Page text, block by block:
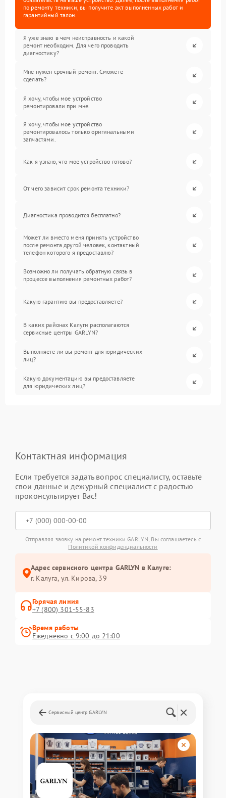
по ремонту техники, вы получите акт выполненных работ и
гарантийный талон.
Я уже знаю в чем неисправность и какой
ремонт необходим. Для чего проводить
диагностику?
Мне нужен срочный ремонт. Сможете
сделать?
Я хочу, чтобы мое устройство
ремонтировали при мне.
Я хочу, чтобы мое устройство
ремонтировалось только оригинальными
запчастями.
Как я узнаю, что мое устройство готово?
От чего зависит срок ремонта техники?
Диагностика проводится бесплатно?
Может ли вместо меня принять устройство
после ремонта другой человек, контактный
телефон которого я предоставлю?
Возможно ли получать обратную связь в
процессе выполнения ремонтных работ?
Какую гарантию вы предоставляете?
В каких районах Калуги располагаются
сервисные центры GARLYN?
Выполняете ли вы ремонт для юридических
лиц?
Какую документацию вы предоставляете
для юридических лиц?
Контактная информация
Если требуется задать вопрос специалисту, оставьте
свои данные и дежурный специалист с радостью
проконсультирует Вас!
Отправляя заявку на ремонт техники GARLYN, Вы соглашаетесь с
Политикой конфиденциальности
Адрес сервисного центра GARLYN в Калуге:
г. Калуга, ул. Кирова, 39
Горячая линия
+7 (800) 301-55-83
Время работы
Ежедневно с 9:00 до 21:00
Сервисный центр GARLYN